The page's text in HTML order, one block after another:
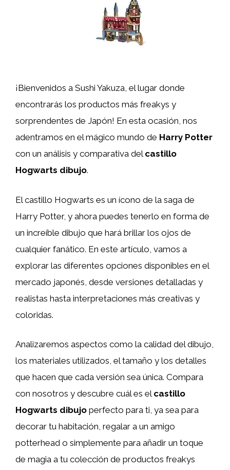
¡Bienvenidos a Sushi Yakuza, el lugar donde
encontrarás los productos más freakys y
sorprendentes de Japón! En esta ocasión, nos
adentramos en el mágico mundo de Harry Potter
con un análisis y comparativa del castillo
Hogwarts dibujo.
El castillo Hogwarts es un ícono de la saga de
Harry Potter, y ahora puedes tenerlo en forma de
un increíble dibujo que hará brillar los ojos de
cualquier fanático. En este artículo, vamos a
explorar las diferentes opciones disponibles en el
mercado japonés, desde versiones detalladas y
realistas hasta interpretaciones más creativas y
coloridas.
Analizaremos aspectos como la calidad del dibujo,
los materiales utilizados, el tamaño y los detalles
que hacen que cada versión sea única. Compara
con nosotros y descubre cuál es el castillo
Hogwarts dibujo perfecto para ti, ya sea para
decorar tu habitación, regalar a un amigo
potterhead o simplemente para añadir un toque
de magia a tu colección de productos freakys